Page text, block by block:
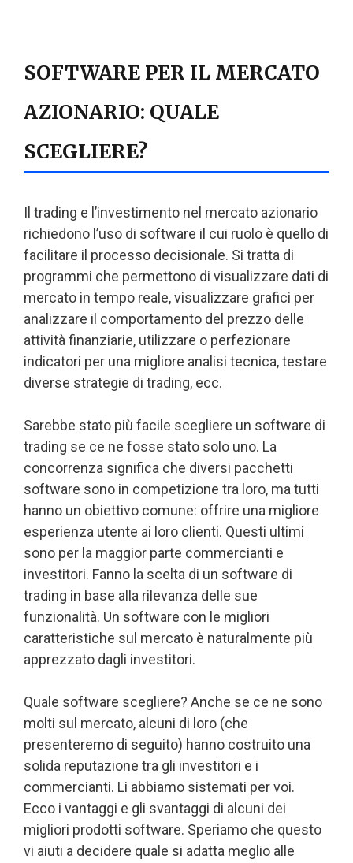
SOFTWARE PER IL MERCATO
AZIONARIO: QUALE
SCEGLIERE?
Il trading e l’investimento nel mercato azionario
richiedono l’uso di software il cui ruolo è quello di
facilitare il processo decisionale. Si tratta di
programmi che permettono di visualizzare dati di
mercato in tempo reale, visualizzare grafici per
analizzare il comportamento del prezzo delle
attività finanziarie, utilizzare o perfezionare
indicatori per una migliore analisi tecnica, testare
diverse strategie di trading, ecc.
Sarebbe stato più facile scegliere un software di
trading se ce ne fosse stato solo uno. La
concorrenza significa che diversi pacchetti
software sono in competizione tra loro, ma tutti
hanno un obiettivo comune: offrire una migliore
esperienza utente ai loro clienti. Questi ultimi
sono per la maggior parte commercianti e
investitori. Fanno la scelta di un software di
trading in base alla rilevanza delle sue
funzionalità. Un software con le migliori
caratteristiche sul mercato è naturalmente più
apprezzato dagli investitori.
Quale software scegliere? Anche se ce ne sono
molti sul mercato, alcuni di loro (che
presenteremo di seguito) hanno costruito una
solida reputazione tra gli investitori e i
commercianti. Li abbiamo sistemati per voi.
Ecco i vantaggi e gli svantaggi di alcuni dei
migliori prodotti software. Speriamo che questo
vi aiuti a decidere quale si adatta meglio alle